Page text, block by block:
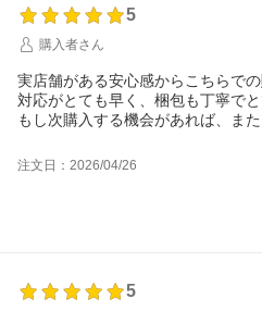
5
購入者さん
実店舗がある安心感からこちらでの
対応がとても早く、梱包も丁寧でと
もし次購入する機会があれば、ま
注文日：2026/04/26
5